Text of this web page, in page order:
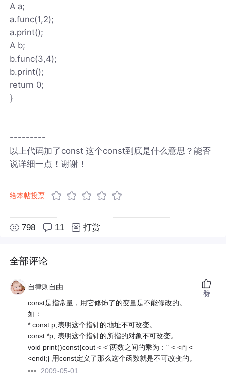
A a;
a.func(1,2);
a.print();
A b;
b.func(3,4);
b.print();
return 0;
}
---------
以上代码加了const 这个const到底是什么意思？能否
说详细一点！谢谢！
给本帖投票
798 11 打赏
全部评论
自律则自由
const是指常量，用它修饰了的变量是不能修改的。
如：
* const p;表明这个指针的地址不可改变。
const *p; 表明这个指针的所指的对象不可改变。
void print()const{cout < <"两数之间的乘为：" < <i*j <
<endl;} 用const定义了那么这个函数就是不可改变的。
2009-05-01
赞